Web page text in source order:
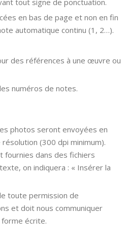
en bas de page et non en fin
automatique continu (1, 2…).
des références à une œuvre ou
numéros de notes.
photos seront envoyées en
(300 dpi minimum).
fournies dans des fichiers
on indiquera : « Insérer la
toute permission de
et doit nous communiquer
écrite.